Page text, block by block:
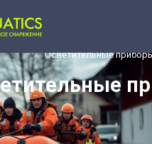
Осветительные